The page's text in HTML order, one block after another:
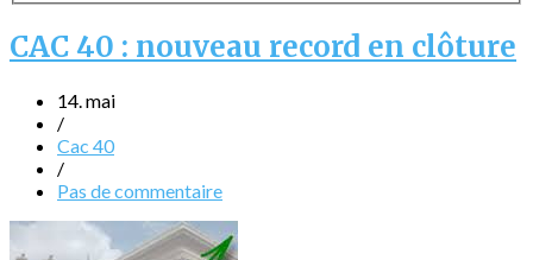
CAC 40 : nouveau record en clôture
14. mai
/
Cac 40
/
Pas de commentaire